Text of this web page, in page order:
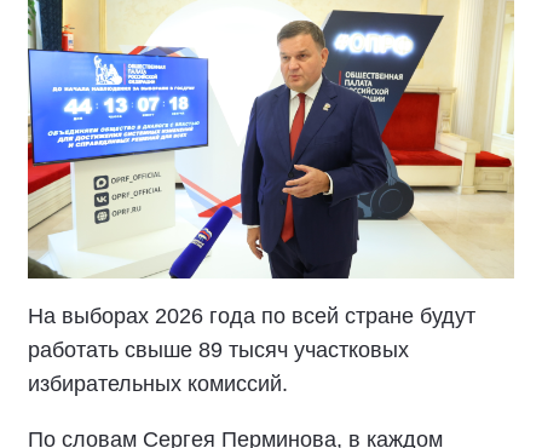
На выборах 2026 года по всей стране будут
работать свыше 89 тысяч участковых
избирательных комиссий.
По словам Сергея Перминова, в каждом